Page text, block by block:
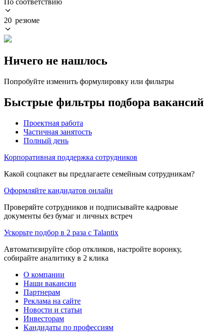
20 резюме
Ничего не нашлось
Попробуйте изменить формулировку или фильтры
Быстрые фильтры подбора вакансий
Проектная работа
Частичная занятость
Полный день
Корпоративная поддержка сотрудников
Какой соцпакет вы предлагаете семейным сотрудникам?
Оформляйте кандидатов онлайн
Проверяйте сотрудников и подписывайте кадровые
документы без бумаг и личных встреч
Ускорьте подбор в 2 раза с Talantix
Автоматизируйте сбор откликов, настройте воронку,
собирайте аналитику в 2 клика
О компании
Наши вакансии
Партнерам
Реклама на сайте
Новости и статьи
Инвесторам
Кандидаты по профессиям